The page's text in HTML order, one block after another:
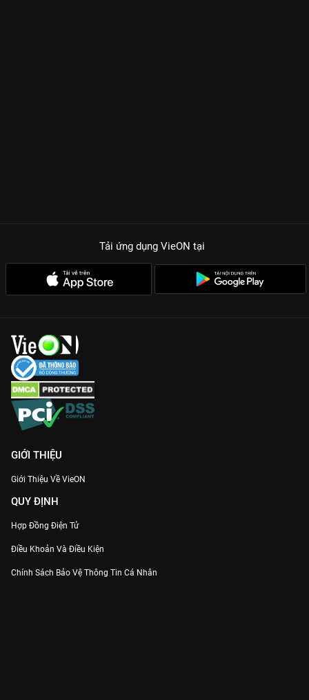
Tải ứng dụng VieON tại
GIỚI THIỆU
Giới Thiệu Về VieON
QUY ĐỊNH
Hợp Đồng Điện Tử
Điều Khoản Và Điều Kiện
Chính Sách Bảo Vệ Thông Tin Cá Nhân